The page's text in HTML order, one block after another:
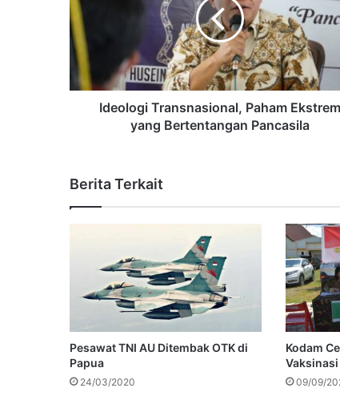
Ideologi Transnasional, Paham Ekstrem
yang Bertentangan Pancasila
Berita Terkait
Pesawat TNI AU Ditembak OTK di
Papua
24/03/2020
Kodam
Vaksinasi
09/09/